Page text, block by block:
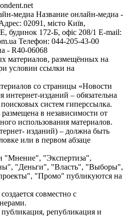
медиа Название онлайн-медиа -
02091, місто Київ,
172-Б, офіс 208/1 E-mail:
Телефон: 044-205-43-00
- R40-06068
материалов, размещённых на
условии ссылки на
со страницы «Новости
изданий – обязательна
систем гиперссылка.
в независимости от
использования материалов.
изданий) – должна быть
или в первом абзаце
"Мнение", "Экспертиза",
"Деньги", "Власть", "Выборы",
"Промо" публикуются на
совместно с
републикация и